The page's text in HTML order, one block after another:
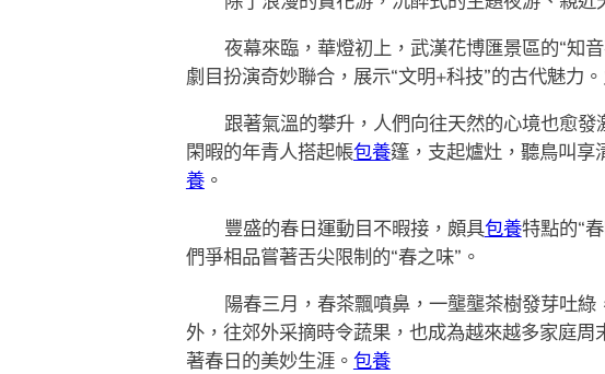
夜幕來臨，華燈初上，武漢花博匯景區的“知
劇目扮演奇妙聯合，展示“文明+科技”的古代魅力
跟著氣溫的攀升，人們向往天然的心境也愈
閑暇的年青人搭起帳包養篷，支起爐灶，聽鳥叫享
養。
豐盛的春日運動目不暇接，頗具包養特點的“
們爭相品嘗著舌尖限制的“春之味”。
陽春三月，春茶飄噴鼻，一壟壟茶樹發芽吐
外，往郊外采摘時令蔬果，也成為越來越多家庭
著春日的美妙生涯。 包養